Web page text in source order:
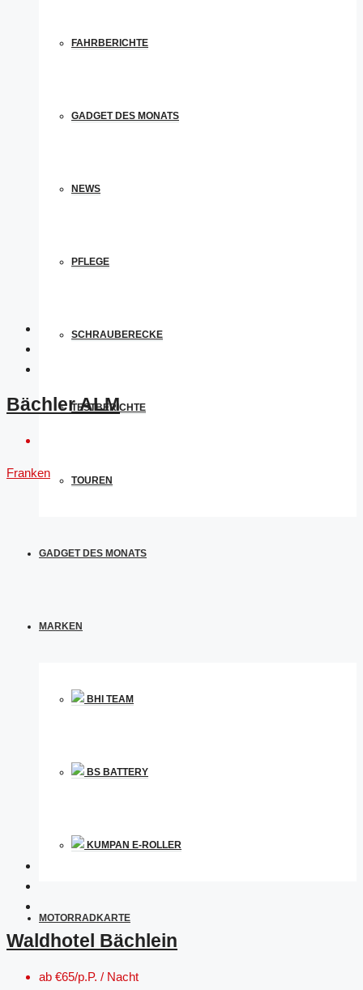
FAHRBERICHTE
GADGET DES MONATS
NEWS
PFLEGE
SCHRAUBERECKE
TESTBERICHTE
TOUREN
GADGET DES MONATS
MARKEN
BHI TEAM
BS BATTERY
KUMPAN E-ROLLER
MOTORRADKARTE
Bächler ALM
Franken
Waldhotel Bächlein
ab €65/p.P. / Nacht